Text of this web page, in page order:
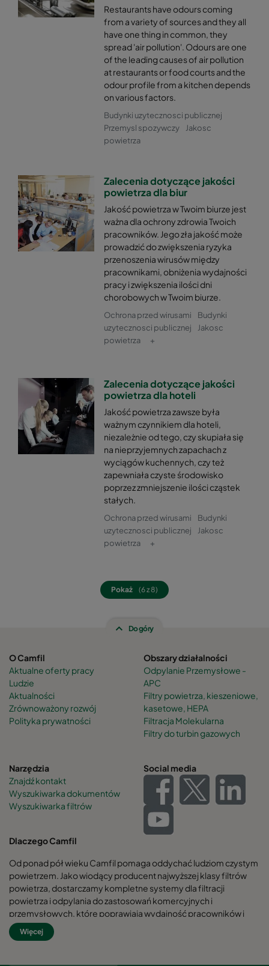
Restaurants have odours coming
from a variety of sources and they all
have one thing in common, they
spread 'air pollution'. Odours are one
of the leading causes of air pollution
at restaurants or food courts and the
odour profile from a kitchen depends
on various factors.
Budynki uzytecznosci publicznej
Przemysl spozywczy
Jakosc
powietrza
Zalecenia dotyczące jakości
powietrza dla biur
Jakość powietrza w Twoim biurze jest
ważna dla ochrony zdrowia Twoich
pracowników. Jego zła jakość może
prowadzić do zwiększenia ryzyka
przenoszenia wirusów między
pracownikami, obniżenia wydajności
pracy i zwiększenia ilości dni
chorobowych w Twoim biurze.
Ochrona przed wirusami
Budynki
uzytecznosci publicznej
Jakosc
powietrza
+
Zalecenia dotyczące jakości
powietrza dla hoteli
Jakość powietrza zawsze była
ważnym czynnikiem dla hoteli,
niezależnie od tego, czy skupiała się
na nieprzyjemnych zapachach z
wyciągów kuchennych, czy też
zapewniała czyste środowisko
poprzez zmniejszenie ilości cząstek
stałych.
Ochrona przed wirusami
Budynki
uzytecznosci publicznej
Jakosc
powietrza
+
Pokaż (6 z 8)
Do góry
O Camfil
Aktualne oferty pracy
Ludzie
Aktualności
Zrównoważony rozwój
Polityka prywatności
Obszary działalności
Odpylanie Przemysłowe -
APC
Filtry powietrza, kieszeniowe,
kasetowe, HEPA
Filtracja Molekularna
Filtry do turbin gazowych
Narzędzia
Znajdź kontakt
Wyszukiwarka dokumentów
Wyszukiwarka filtrów
Social media
Dlaczego Camfil
Od ponad pół wieku Camfil pomaga oddychać ludziom czystym
powietrzem. Jako wiodący producent najwyższej klasy filtrów
powietrza, dostarczamy kompletne systemy dla filtracji
powietrza i odpylania do zastosowań komercyjnych i
przemysłowych, które poprawiają wydajność pracowników i
sprzętu, minimalizują zużycie energii oraz przynoszą korzyści dla
zdrowia ludzkiego i środowiska naturalnego.
Więcej